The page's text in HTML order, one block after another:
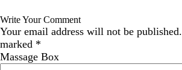
Write Your Comment
Your email address will not be published.
marked *
Massage Box